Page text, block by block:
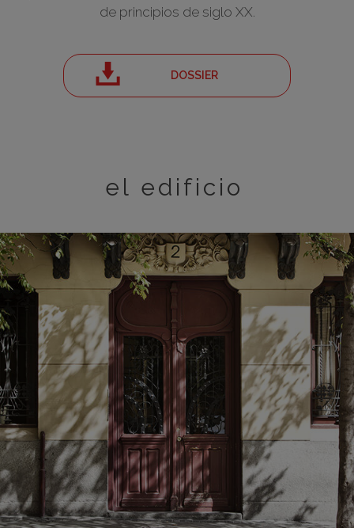
de principios de siglo XX.
DOSSIER
el edificio